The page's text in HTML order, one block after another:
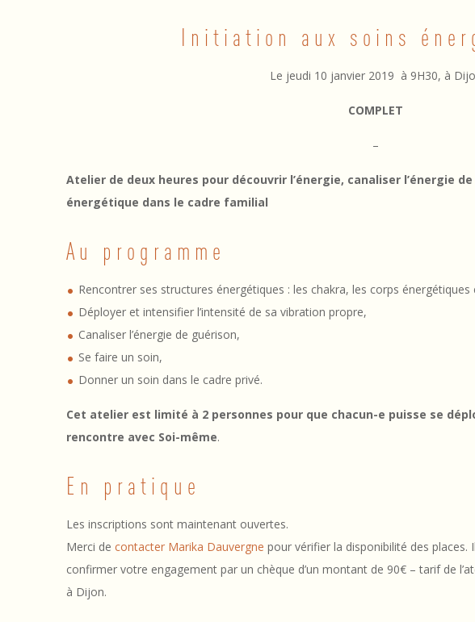
/
1
9
I
n
i
t
i
a
i
o
n
Initiation aux soins
Le jeudi 10 janvier 2019 à 9H30, à
COMPLET
–
Atelier de deux heures pour découvrir l’énergie, canaliser l’énergie
énergétique dans le cadre familial
Au programme
Rencontrer ses structures énergétiques : les chakra, les corps énergétiques
Déployer et intensifier l’intensité de sa vibration propre,
Canaliser l’énergie de guérison,
Se faire un soin,
Donner un soin dans le cadre privé.
Cet atelier est limité à 2 personnes pour que chacun-e puisse se
rencontre avec Soi-même.
En pratique
Les inscriptions sont maintenant ouvertes.
Merci de contacter Marika Dauvergne pour vérifier la disponibilité des places.
confirmer votre engagement par un chèque d’un montant de 90€ – tarif de
à Dijon.